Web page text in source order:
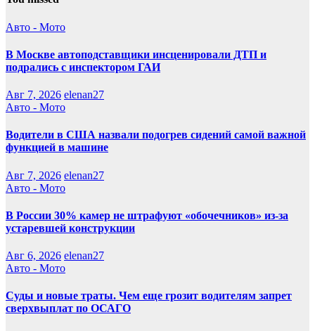
Авто - Мото
В Москве автоподставщики инсценировали ДТП и
подрались с инспектором ГАИ
Авг 7, 2026 elenan27
Авто - Мото
Водители в США назвали подогрев сидений самой важной
функцией в машине
Авг 7, 2026 elenan27
Авто - Мото
В России 30% камер не штрафуют «обочечников» из-за
устаревшей конструкции
Авг 6, 2026 elenan27
Авто - Мото
Суды и новые траты. Чем еще грозит водителям запрет
сверхвыплат по ОСАГО